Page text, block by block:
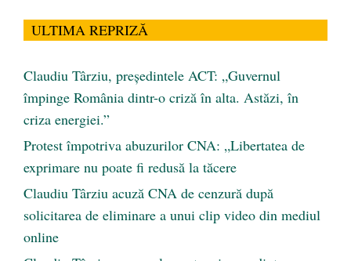
ULTIMA REPRIZĂ
Claudiu Târziu, președintele ACT: „Guvernul
împinge România dintr-o criză în alta. Astăzi, în
criza energiei.”
Protest împotriva abuzurilor CNA: „Libertatea de
exprimare nu poate fi redusă la tăcere
Claudiu Târziu acuză CNA de cenzură după
solicitarea de eliminare a unui clip video din mediul
online